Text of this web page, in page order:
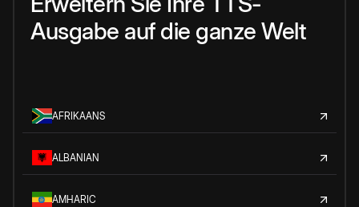
Ausgabe auf die ganze Welt
AFRIKAANS
ALBANIAN
AMHARIC